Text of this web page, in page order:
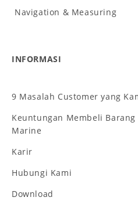
Navigation & Measuring
INFORMASI
9 Masalah Customer yang
Keuntungan Membeli Barang
Marine
Karir
Hubungi Kami
Download